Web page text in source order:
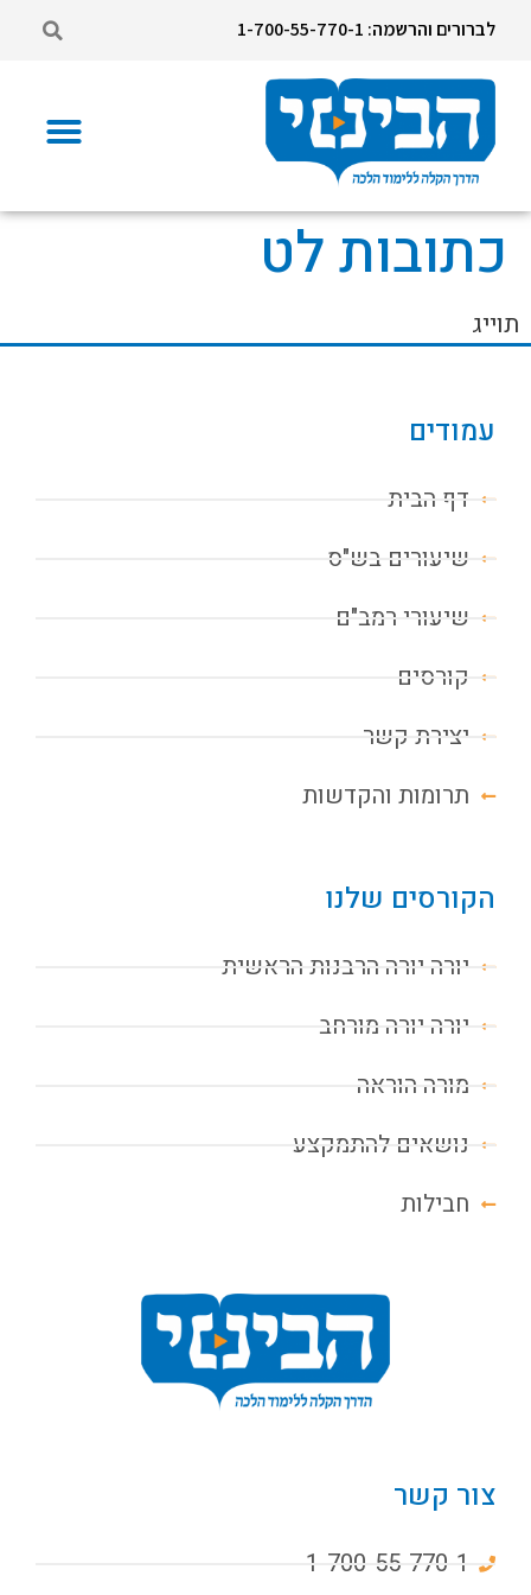
לברורים והרשמה: 1-700-55-770-1
כתובות לט
תוייג
עמודים
דף הבית
שיעורים בש"ס
שיעורי רמב"ם
קורסים
יצירת קשר
תרומות והקדשות
הקורסים שלנו
יורה יורה הרבנות הראשית
יורה יורה מורחב
מורה הוראה
נושאים להתמקצע
חבילות
צור קשר
1-700-55-770-1